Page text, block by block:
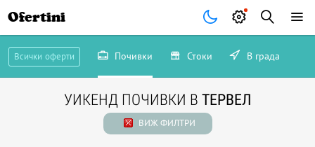
Ofertini
Всички оферти Почивки Стоки В града
УИКЕНД ПОЧИВКИ В ТЕРВЕЛ
ВИЖ ФИЛТРИ